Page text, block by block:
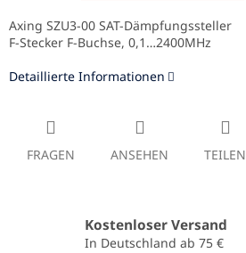
Axing SZU3-00 SAT-Dämpfungssteller
F-Stecker F-Buchse, 0,1…2400MHz
Detaillierte Informationen
FRAGEN ANSEHEN TEILEN
Kostenloser Versand
In Deutschland ab 75 €